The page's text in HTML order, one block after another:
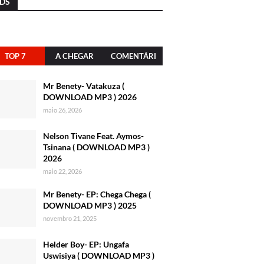
TOP 7 A CHEGAR COMENTÁRI
Mr Benety- Vatakuza (
DOWNLOAD MP3 ) 2026
maio 26, 2026
Nelson Tivane Feat. Aymos-
Tsinana ( DOWNLOAD MP3 )
2026
maio 22, 2026
Mr Benety- EP: Chega Chega (
DOWNLOAD MP3 ) 2025
novembro 21, 2025
Helder Boy- EP: Ungafa
Uswisiya ( DOWNLOAD MP3 )